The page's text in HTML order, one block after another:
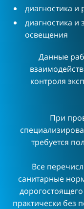
диагностика
диагностика
освещения
Данные
контроля
При
требуется
Все
санитарные
практически без